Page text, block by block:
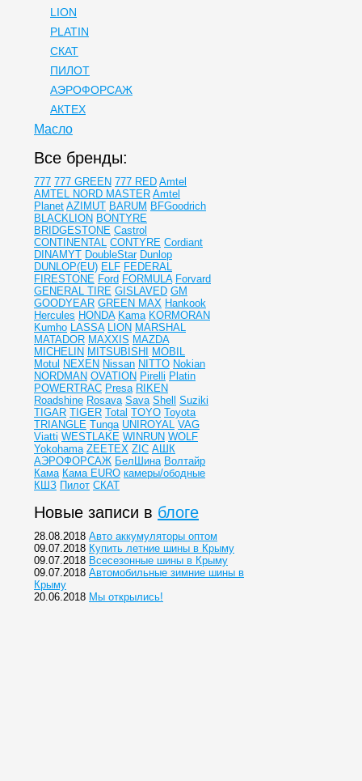
LION
PLATIN
СКАТ
ПИЛОТ
АЭРОФОРСАЖ
АКТЕХ
Масло
Все бренды:
777 777 GREEN 777 RED Amtel
AMTEL NORD MASTER Amtel
Planet AZIMUT BARUM BFGoodrich
BLACKLION BONTYRE
BRIDGESTONE Castrol
CONTINENTAL CONTYRE Cordiant
DINAMYT DoubleStar Dunlop
DUNLOP(EU) ELF FEDERAL
FIRESTONE Ford FORMULA Forvard
GENERAL TIRE GISLAVED GM
GOODYEAR GREEN MAX Hankook
Hercules HONDA Kama KORMORAN
Kumho LASSA LION MARSHAL
MATADOR MAXXIS MAZDA
MICHELIN MITSUBISHI
MOBIL
Motul NEXEN Nissan NITTO Nokian
NORDMAN OVATION Pirelli Platin
POWERTRAC Presa RIKEN
Roadshine Rosava Sava Shell
Suziki
TIGAR TIGER Total TOYO Toyota
TRIANGLE Tunga UNIROYAL VAG
Viatti WESTLAKE WINRUN WOLF
Yokohama ZEETEX ZIC АШК
АЭРОФОРСАЖ БелШина Волтайр
Кама Кама EURO камеры/ободные
КШЗ Пилот СКАТ
Новые записи в блоге
28.08.2018 Авто аккумуляторы оптом
09.07.2018 Купить летние шины в Крыму
09.07.2018 Всесезонные шины в Крыму
09.07.2018 Автомобильные зимние шины в
Крыму
20.06.2018 Мы открылись!